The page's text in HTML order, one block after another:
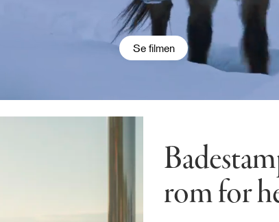
Se filmen
rom for